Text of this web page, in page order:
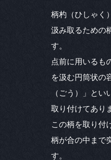
柄杓（ひしゃく
汲み取るための
す。
点前に用いるも
を汲む円筒状の
（ごう）」とい
取り付けてあり
この柄を取り付
柄が合の中まで
す。